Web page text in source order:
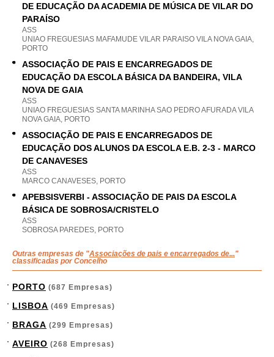
DE EDUCAÇÃO DA ACADEMIA DE MÚSICA DE VILAR DO
PARAÍSO
ASS
UNIAO FREGUESIAS MAFAMUDE VILAR PARAISO VILA NOVA GAIA,
PORTO
ASSOCIAÇÃO DE PAIS E ENCARREGADOS DE
EDUCAÇÃO DA ESCOLA BÁSICA DA BANDEIRA, VILA
NOVA DE GAIA
ASS
UNIAO FREGUESIAS SANTA MARINHA SAO PEDRO AFURADA VILA
NOVA GAIA, PORTO
ASSOCIAÇÃO DE PAIS E ENCARREGADOS DE
EDUCAÇÃO DOS ALUNOS DA ESCOLA E.B. 2-3 - MARCO
DE CANAVESES
ASS
MARCO CANAVESES, PORTO
APEBSISVERBI - ASSOCIAÇÃO DE PAIS DA ESCOLA
BÁSICA DE SOBROSA/CRISTELO
ASS
SOBROSA PAREDES, PORTO
Outras empresas de "Associações de pais e encarregados de..."
classificadas por Concelho
PORTO (687 Empresas)
LISBOA (469 Empresas)
BRAGA (299 Empresas)
AVEIRO (268 Empresas)